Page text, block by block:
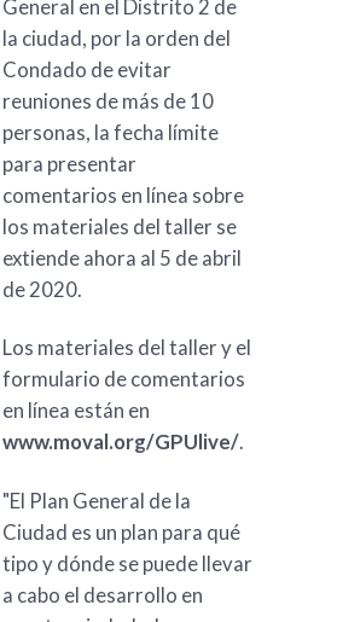
General en el Distrito 2 de
la ciudad, por la orden del
Condado de evitar
reuniones de más de 10
personas, la fecha límite
para presentar
comentarios en línea sobre
los materiales del taller se
extiende ahora al 5 de abril
de 2020.
Los materiales del taller y el
formulario de comentarios
en línea están en
www.moval.org/GPUlive/.
"El Plan General de la
Ciudad es un plan para qué
tipo y dónde se puede llevar
a cabo el desarrollo en